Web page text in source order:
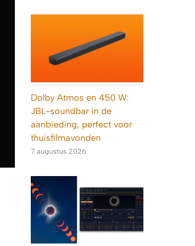
Dolby Atmos en 450 W:
JBL-soundbar in de
aanbieding, perfect voor
thuisfilmavonden
7 augustus 2026